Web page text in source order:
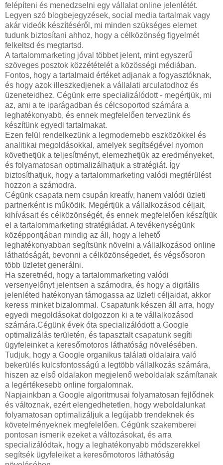
felépíteni és menedzselni egy vállalat online jelenlétét.
Legyen szó blogbejegyzések, social media tartalmak vagy
akár videók készítéséről, mi minden szükséges elemet
tudunk biztosítani ahhoz, hogy a célközönség figyelmét
felkeltsd és megtartsd.
A tartalommarketing jóval többet jelent, mint egyszerű
szöveges posztok közzétételét a közösségi médiában.
Fontos, hogy a tartalmaid értéket adjanak a fogyasztóknak,
és hogy azok illeszkedjenek a vállalati arculatodhoz és
üzeneteidhez. Cégünk erre specializálódott - megértjük, mi
az, ami a te iparágadban és célcsoportod számára a
leghatékonyabb, és ennek megfelelően tervezünk és
készítünk egyedi tartalmakat.
Ezen felül rendelkezünk a legmodernebb eszközökkel és
analitikai megoldásokkal, amelyek segítségével nyomon
követhetjük a teljesítményt, elemezhetjük az eredményeket,
és folyamatosan optimalizálhatjuk a stratégiát. Így
biztosíthatjuk, hogy a tartalommarketing valódi megtérülést
hozzon a számodra.
Cégünk csapata nem csupán kreatív, hanem valódi üzleti
partnerként is működik. Megértjük a vállalkozásod céljait,
kihívásait és célközönségét, és ennek megfelelően készítjük
el a tartalommarketing stratégiádat. A tevékenységünk
középpontjában mindig az áll, hogy a lehető
leghatékonyabban segítsünk növelni a vállalkozásod online
láthatóságát, bevonni a célközönségedet, és végsősoron
több üzletet generálni.
Ha szeretnéd, hogy a tartalommarketing valódi
versenyelőnyt jelentsen a számodra, és hogy a digitális
jelenléted hatékonyan támogassa az üzleti céljaidat, akkor
keress minket bizalommal. Csapatunk készen áll arra, hogy
egyedi megoldásokat dolgozzon ki a te vállalkozásod
számára.Cégünk évek óta specializálódott a Google
optimalizálás területén, és tapasztalt csapatunk segíti
ügyfeleinket a keresőmotoros láthatóság növelésében.
Tudjuk, hogy a Google organikus találati oldalaira való
bekerülés kulcsfontosságú a legtöbb vállalkozás számára,
hiszen az első oldalakon megjelenő weboldalak számítanak
a legértékesebb online forgalomnak.
Napjainkban a Google algoritmusai folyamatosan fejlődnek
és változnak, ezért elengedhetetlen, hogy weboldalunkat
folyamatosan optimalizáljuk a legújabb trendeknek és
követelményeknek megfelelően. Cégünk szakemberei
pontosan ismerik ezeket a változásokat, és arra
specializálódtak, hogy a leghatékonyabb módszerekkel
segítsék ügyfeleiket a keresőmotoros láthatóság